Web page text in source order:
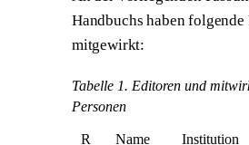
Handbuchs haben folgende
mitgewirkt:
Tabelle 1. Editoren und
Personen
R Name Institution